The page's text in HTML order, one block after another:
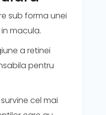
sub forma unei
macula.
a retinei
pentru
cel mai